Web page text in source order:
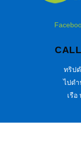
ทริป
ไปด
เรื